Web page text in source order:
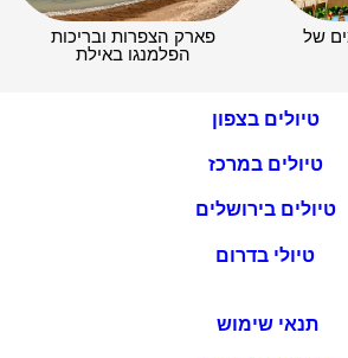
של
פארק הצפרות ובריכות
הפלמנגו באילת
טיולים בצפון
טיולים במרכז
טיולים בירושלים
טיולי בדרום
תנאי שימוש